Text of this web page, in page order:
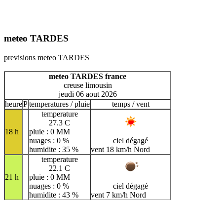
meteo TARDES
previsions meteo TARDES
meteo TARDES france
creuse limousin
jeudi 06 aout 2026
heurePtemperatures / pluie temps / vent
18 h
temperature
27.3 C
pluie : 0 MM
nuages : 0 %
humidite : 35 %
ciel dégagé
vent 18 km/h Nord
21 h
temperature
22.1 C
pluie : 0 MM
nuages : 0 %
humidite : 43 %
ciel dégagé
vent 7 km/h Nord